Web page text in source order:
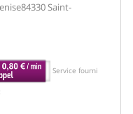
84330 Saint-
Service fourni